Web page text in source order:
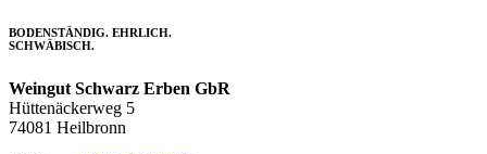
BODENSTÄNDIG. EHRLICH.
SCHWÄBISCH.
Weingut Schwarz Erben GbR
Hüttenäckerweg 5
74081 Heilbronn